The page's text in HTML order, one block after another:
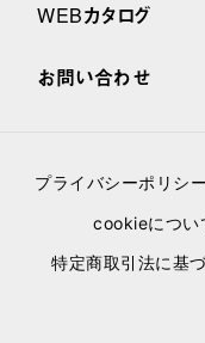
WEBカタログ
お問い合わせ
プライバシーポリシー
cookieについ
特定商取引法に基